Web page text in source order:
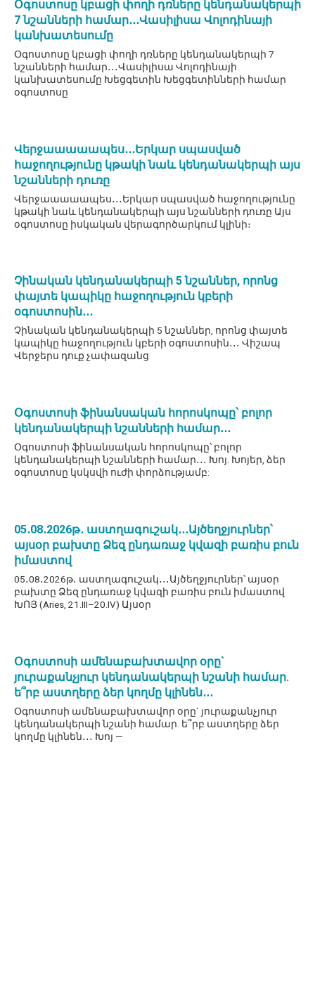
Օգոստոսը կբացի փողի դռները կենդանակերպի
7 նշանների համար․․․Վասիլիսա Վոլոդինայի
կանխատեսումը
Օգոստոսը կբացի փողի դռները կենդանակերպի 7
նշանների համար․․․Վասիլիսա Վոլոդինայի
կանխատեսումը Խեցգետին Խեցգետինների համար
օգոստոսը
Վերջաաաաապես․․․Երկար սպասված
հաջողությունը կթակի նաև կենդանակերպի այս
նշանների դուռը
Վերջաաաաապես․․․Երկար սպասված հաջողությունը
կթակի նաև կենդանակերպի այս նշանների դուռը Այս
օգոստոսը իսկական վերագործարկում կլինի։
Չինական կենդանակերպի 5 նշաններ, որոնց
փայտե կապիկը հաջողություն կբերի
օգոստոսին․․․
Չինական կենդանակերպի 5 նշաններ, որոնց փայտե
կապիկը հաջողություն կբերի օգոստոսին․․․ Վիշապ
Վերջերս դուք չափազանց
Օգոստոսի ֆինանսական հորոսկոպը՝ բոլոր
կենդանակերպի նշանների համար․․․
Օգոստոսի ֆինանսական հորոսկոպը՝ բոլոր
կենդանակերպի նշանների համար․․․ Խոյ. Խոյեր, ձեր
օգոստոսը կսկսվի ուժի փորձությամբ:
05․08․2026թ․ աստղագուշակ․․․Այծեղջյուրներ՝
այսօր բախտը Ձեզ ընդառաջ կվազի բառիս բուն
իմաստով
05․08․2026թ․ աստղագուշակ․․․Այծեղջյուրներ՝ այսօր
բախտը Ձեզ ընդառաջ կվազի բառիս բուն իմաստով
ԽՈՅ (Aries, 21.III–20.IV) Այսօր
Օգոստոսի ամենաբախտավոր օրը`
յուրաքանչյուր կենդանակերպի նշանի համար.
ե՞րբ աստղերը ձեր կողմը կլինեն․․․
Օգոստոսի ամենաբախտավոր օրը` յուրաքանչյուր
կենդանակերպի նշանի համար. ե՞րբ աստղերը ձեր
կողմը կլինեն․․․ Խոյ —